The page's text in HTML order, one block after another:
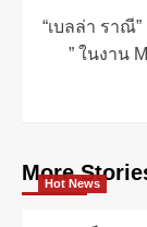
“เบลล่า ราณี
” ในงาน​
More
Hot News